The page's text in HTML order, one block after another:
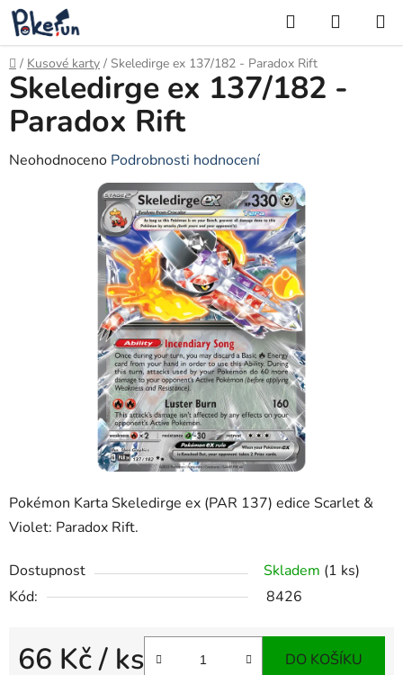
Přejít
na
obsah
Hledat
KOŠÍK
Domů
/ Kusové karty / Skeledirge ex 137/182 - Paradox Rift
Pokémon Karta Skeledirge ex (PAR 137) edice Scarlet &
Violet: Paradox Rift.
Dostupnost Skladem (1 ks)
Kód:
8426
66 Kč/ ks DO KOŠÍKU
Skeledirge ex 137/182 -
Paradox Rift
Průměrné
Neohodnoceno Podrobnosti hodnocení